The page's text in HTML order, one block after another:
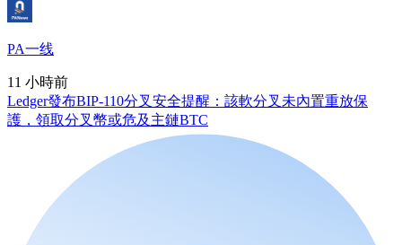
PA一线
11 小時前
Ledger發布BIP-110分叉安全提醒：該軟分叉未內置重放保
護，領取分叉幣或危及主鏈BTC